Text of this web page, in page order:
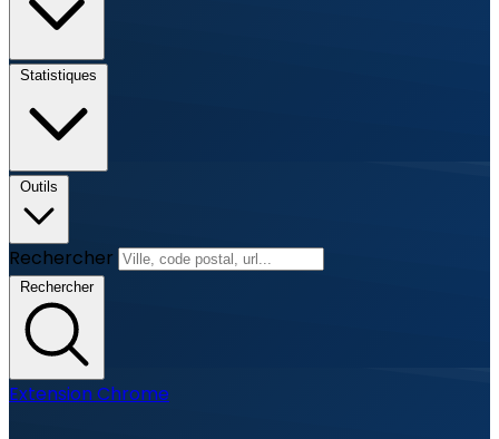
Statistiques
Outils
Rechercher
Rechercher
Extension Chrome